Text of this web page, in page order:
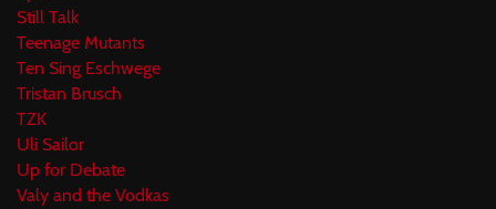
Still Talk
Teenage Mutants
Ten Sing Eschwege
Tristan Brusch
TZK
Uli Sailor
Up for Debate
Valy and the Vodkas